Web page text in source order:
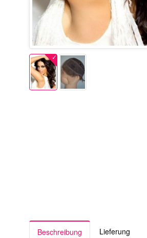
Beschreibung Lieferung